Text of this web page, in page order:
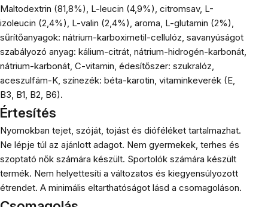
Maltodextrin (81,8%), L-leucin (4,9%), citromsav, L-
izoleucin (2,4%), L-valin (2,4%), aroma, L-glutamin (2%),
sűrítőanyagok: nátrium-karboximetil-cellulóz, savanyúságot
szabályozó anyag: kálium-citrát, nátrium-hidrogén-karbonát,
nátrium-karbonát, C-vitamin, édesítőszer: szukralóz,
aceszulfám-K, színezék: béta-karotin, vitaminkeverék (E,
B3, B1, B2, B6).
Értesítés
Nyomokban tejet, szóját, tojást és dióféléket tartalmazhat.
Ne lépje túl az ajánlott adagot. Nem gyermekek, terhes és
szoptató nők számára készült. Sportolók számára készült
termék. Nem helyettesíti a változatos és kiegyensúlyozott
étrendet. A minimális eltarthatóságot lásd a csomagoláson.